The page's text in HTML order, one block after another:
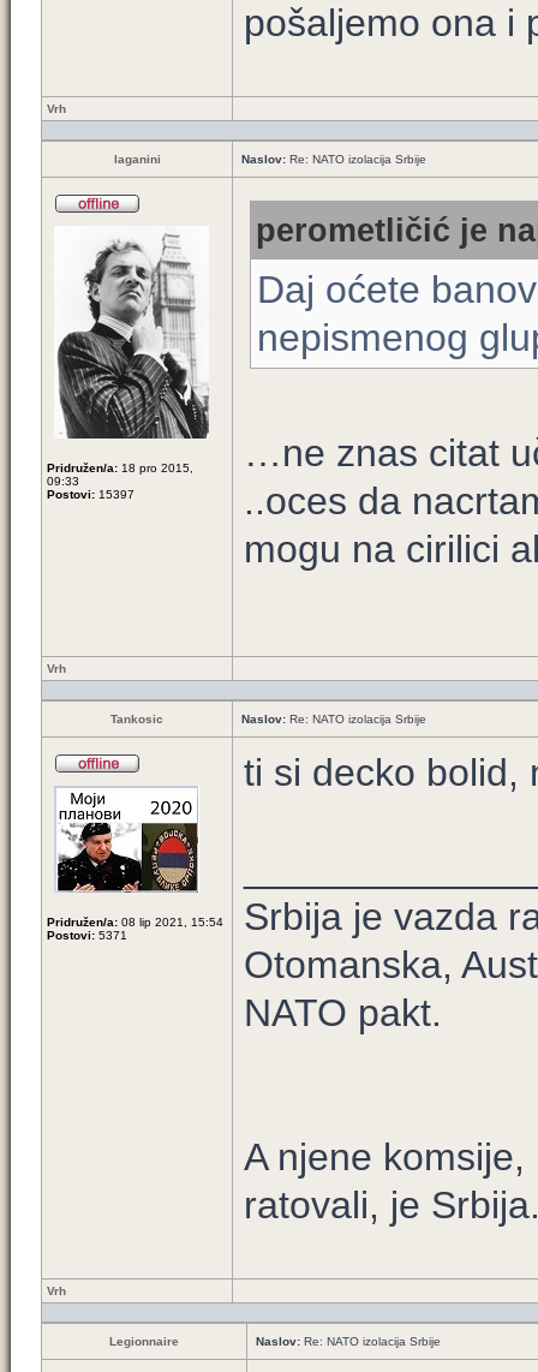
pošaljemo ona i
Vrh
laganini Naslov: Re: NATO izolacija Srbije
Pridružen/a: 18 pro 2015,
09:33
Postovi: 15397
perometličić je
Daj oćete
nepismenog
…ne znas citat
..oces da
mogu na cirilici
Vrh
Tankosic Naslov: Re: NATO izolacija Srbije
Pridružen/a: 08 lip 2021, 15:54
Postovi: 5371
ti si decko bolid,
Srbija je vazda
Otomanska,
NATO pakt.
A njene
ratovali, je
Vrh
Legionnaire Naslov: Re: NATO izolacija Srbije